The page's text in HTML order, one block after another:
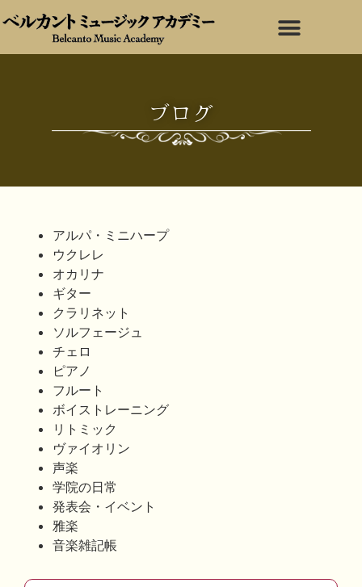
ブログ
アルパ・ミニハープ
ウクレレ
オカリナ
ギター
クラリネット
ソルフェージュ
チェロ
ピアノ
フルート
ボイストレーニング
リトミック
ヴァイオリン
声楽
学院の日常
発表会・イベント
雅楽
音楽雑記帳